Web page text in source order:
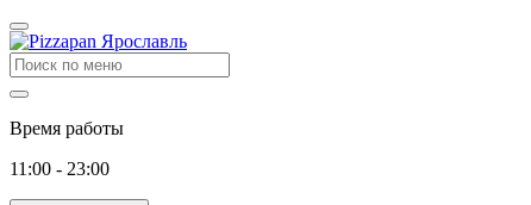
Время работы
11:00 - 23:00